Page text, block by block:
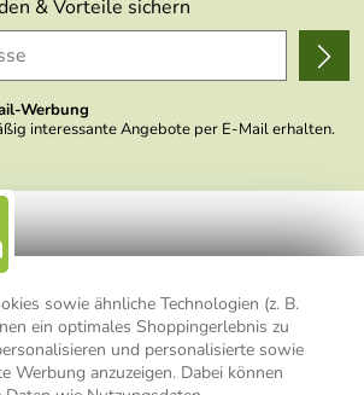
sowie ähnliche Technologien (z. B.
ein optimales Shoppingerlebnis zu
und personalisierte sowie
Werbung anzuzeigen. Dabei können
& Vorteile sichern
Werbung
interessante Angebote per E-Mail erhalten.
wird nicht an andere Unternehmen
Zwecken wird in anonymer Form
konkrete Person geklickt hat. Diese
meiner E-Mail- Adresse für Werbezwecke
Wirkung für die Zukunft widerrufen, indem ich
am Ende des Newsletters anklicke oder die
Mitgliederbereich deaktiviere. Die
habe ich zur Kenntnis genommen.
Datenschutzerklärung
AGB